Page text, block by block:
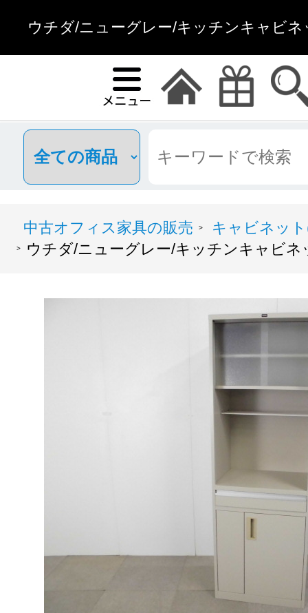
ウチダ/ニューグレー/キッチンキャビ
中古オフィス家具の販売 > キャビネッ
> ウチダ/ニューグレー/キッチンキャビネ